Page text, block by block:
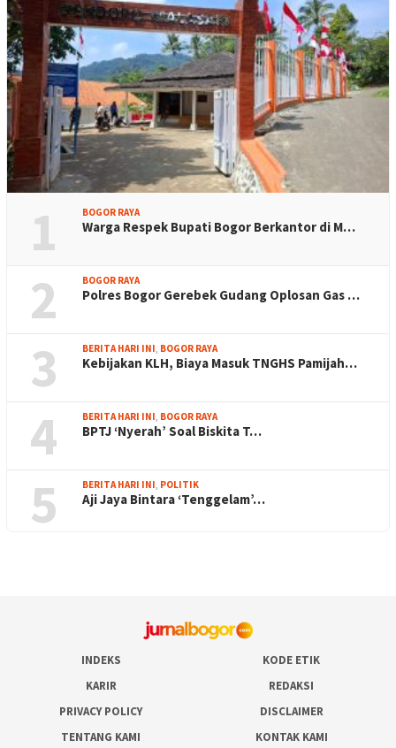
1 BOGOR RAYA
Warga Respek Bupati Bogor Berkantor di M…
2 BOGOR RAYA
Polres Bogor Gerebek Gudang Oplosan Gas …
3 BERITA HARI INI, BOGOR RAYA
Kebijakan KLH, Biaya Masuk TNGHS Pamijah…
4 BERITA HARI INI, BOGOR RAYA
BPTJ ‘Nyerah’ Soal Biskita T…
5 BERITA HARI INI, POLITIK
Aji Jaya Bintara ‘Tenggelam’…
INDEKS
KODE ETIK
KARIR
REDAKSI
PRIVACY POLICY
DISCLAIMER
TENTANG KAMI
KONTAK KAMI